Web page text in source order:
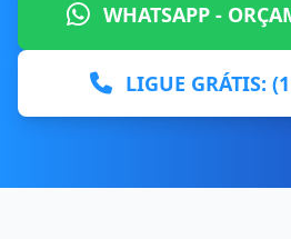
WHATSAPP -
LIGUE GRÁTIS: